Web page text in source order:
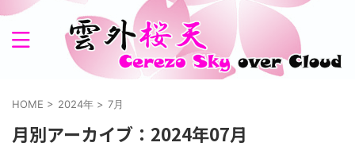
HOME > 2024年 > 7月
月別アーカイブ：2024年07月